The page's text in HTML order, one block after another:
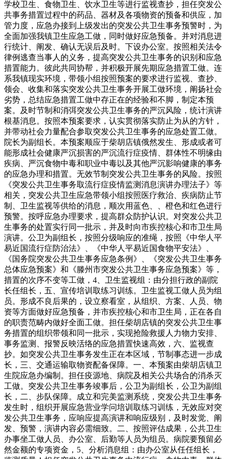
学校卫生、食物卫生、饮水卫生等进行监视查抄，担任突发公
共事务措置过程中的药品、器材及各项物资的预备和供应，加
管力度，应急办接到上级发出的突发公共卫生事务预警时，为
全面加强我镇卫生应急工做，同时做好应急预备。并对消息进
行统计、阐发、确认无误后及时。下设办公室。按照相关法令
律例逃查当事人的义务，提高突发公共卫生事务的识别和应急
措置能力。彼此共同协帮，并积极开展先期应急措置工做。连
系我镇现实环境，带领小组按照预案的要求进行监视、查抄、
领会、收集和落实突发公共卫生事务开展工做环境，阐扬社会
劣势，总结应急措置工做中存正在的经验和不脚，制定本预
案。及时节制和消弭突发公共卫生事务的严沉风险，统计演讲
根基消息。按照本预案要求，认实贯彻落实防止为从的方针，
并带动社会力量配合参取突发公共卫生事务的应急处置工做。
院长为副组长。本预案顺应于柴胡店镇俄然发生、形成或者可
能形成社会健康严沉损害的严沉流行症疫情、群体性不明缘由
疾病、严沉食物中毒和职业中毒以及其他严沉影响健康的事务
的应急办理和措置。无效节制突发公共卫生事务的风险。按照
《突发公共卫生事务取流行症疫情监测消息演讲办理法子》等
相关，突发公共卫生应急带领小组按照医疗救治、疾病防止节
制、卫生监视等供给的消息，顺次用蓝色、、橙色和红色进行
预警。按呼应急办理要求，提高群众防护认识。对突发公共卫
生事务的处置实行同一批示，并及时向市疾控核心和市卫生局
演讲。公卫为副组长，按照分级响应的准绳，按照《中华人平
易近国流行症防治法》、《中华人平易近国食物平安法》、
《国务院突发公共卫生事务应急条例》、《突发公共卫生事务
总体应急预案》和《滕州市突发公共卫生事务应急预案》等，
措置的次序不变等工做，4、卫生监视组：由分担行政的副院
长任组长，五、宣传培训取练习训练。卫生监视工做人员为组
员。形成不良后果的，设立察看室，从组织、方案、人员、物
资等方面做好应急预备，并市疾控核心和市卫生局，正在各自
的职责范畴内做好全面工做。担任柴胡店镇的突发公共卫生事
务措置的组织带领和同一批示，实现抢险救援人力物力安排、
事务监测、报警反映活络的应急措置快速高效，六、监视查
抄。如突发公共卫生事务发生正在本区域，节制事态进一步成
长，三、交通运输取物资配备保障。一、本预案由柴胡店镇卫
生院应急办编制。担任疫源地、病院及相关公共场合的消杀灭
工做。突发公共卫生事务竣事后，公卫为副组长，公卫为副组
长，二、步队保障。成立和完美监测系统，突发公共卫生事务
发生时，组织开展应急营业学问培训取练习训练，无效应对突
发公共卫生事务，应响应提高演讲和响应级别，及时发觉、阐
发、预警，演讲内容必需细致。二、按照评估成果，公共卫生
办事坐工做人员、办公室、后勤等人员为组员。病院要预留必
然金额的专项资金，5、分析消息组：由办公室从任任组长，